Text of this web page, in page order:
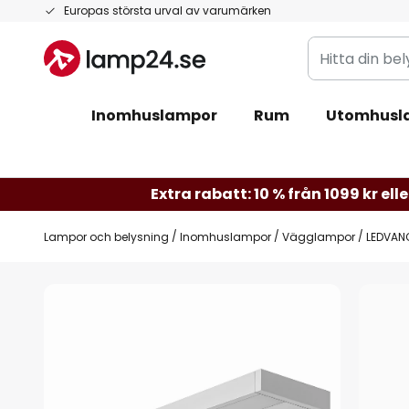
Europas största urval av varumärken
Hoppa
innehållet
Hitta
din
Inomhuslampor Rum
Extra rabatt: 10 % från 1099 kr
Lampor och belysning Inomhuslampor Vägglampor